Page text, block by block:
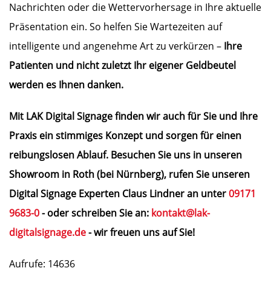
Nachrichten oder die Wettervorhersage in Ihre aktuelle
Präsentation ein. So helfen Sie Wartezeiten auf
intelligente und angenehme Art zu verkürzen – Ihre
Patienten und nicht zuletzt Ihr eigener Geldbeutel
werden es Ihnen danken.
Mit LAK Digital Signage finden wir auch für Sie und Ihre
Praxis ein stimmiges Konzept und sorgen für einen
reibungslosen Ablauf. Besuchen Sie uns in unseren
Showroom in Roth (bei Nürnberg), rufen Sie unseren
Digital Signage Experten Claus Lindner an unter09171
9683-0- oder schreiben Sie an: kontakt@lak-
digitalsignage.de- wir freuen uns auf Sie!
Aufrufe: 14636